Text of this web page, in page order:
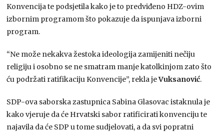
Konvencija te podsjetila kako je to predviđeno HDZ-ovim
izbornim programom što pokazuje da ispunjava izborni
program.
“Ne može nekakva žestoka ideologija zamijeniti nečiju
religiju i osobno se ne smatram manje katolkinjom zato što
ću podržati ratifikaciju Konvencije”, rekla jeVuksanović.
SDP-ova saborska zastupnica Sabina Glasovac istaknula je
kako vjeruje da će Hrvatski sabor ratificirati konvenciju te
najavila da će SDP u tome sudjelovati, a da svi popratni